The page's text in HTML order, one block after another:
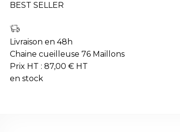
BEST SELLER
Livraison en 48h
Chaine cueilleuse 76 Maillons
Prix HT : 87,00 € HT
en stock